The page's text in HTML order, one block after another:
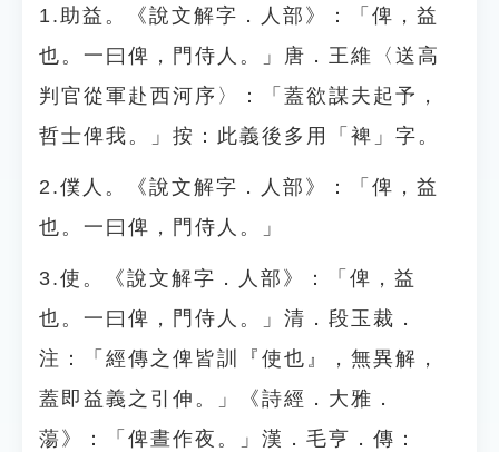
1.助益。《說文解字．人部》：「俾，益
也。一曰俾，門侍人。」唐．王維〈送高
判官從軍赴西河序〉：「蓋欲謀夫起予，
哲士俾我。」按：此義後多用「裨」字。
2.僕人。《說文解字．人部》：「俾，益
也。一曰俾，門侍人。」
3.使。《說文解字．人部》：「俾，益
也。一曰俾，門侍人。」清．段玉裁．
注：「經傳之俾皆訓『使也』，無異解，
蓋即益義之引伸。」《詩經．大雅．
蕩》：「俾晝作夜。」漢．毛亨．傳：